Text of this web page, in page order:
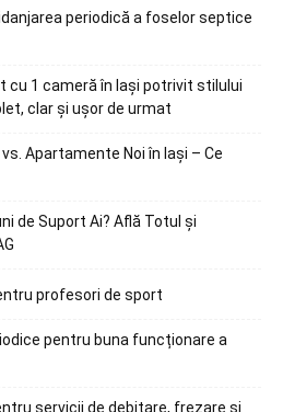
periodică a foselor septice
cu 1 cameră în Iași potrivit stilului
clar și ușor de urmat
Apartamente Noi în Iași – Ce
de Suport Ai? Află Totul și
profesori de sport
pentru buna funcționare a
servicii de debitare, frezare și